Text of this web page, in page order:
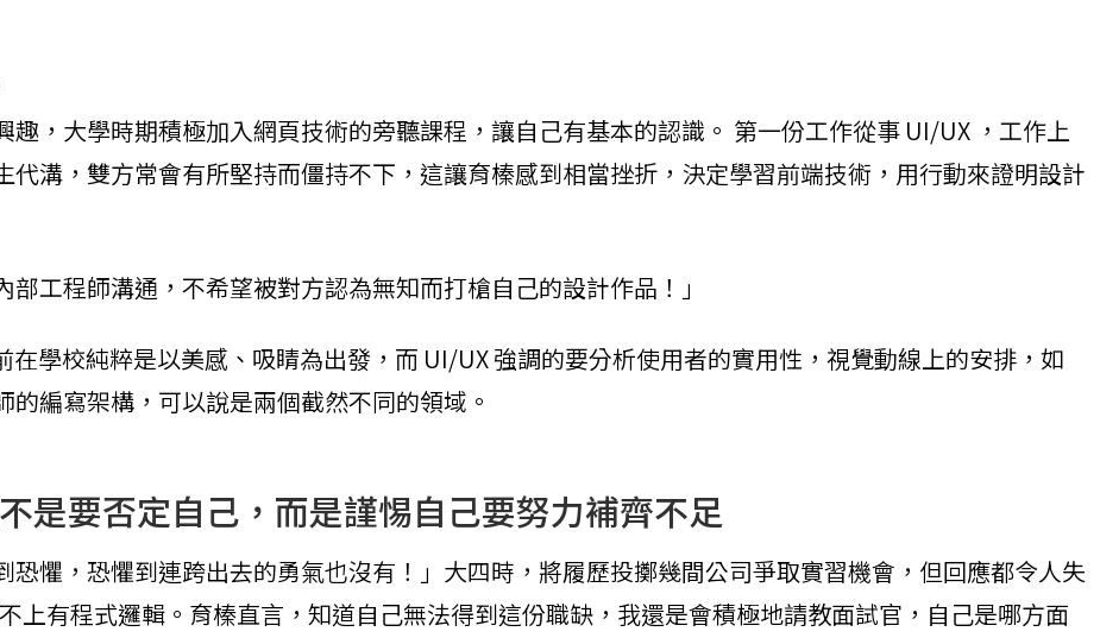
，大學時期積極加入網頁技術的旁聽課程，讓自己有基本的認識。 第一份工作從事 UI/UX ，工作上
溝，雙方常會有所堅持而僵持不下，這讓育榛感到相當挫折，決定學習前端技術，用行動來證明設計
工程師溝通，不希望被對方認為無知而打槍自己的設計作品！」
學校純粹是以美感、吸睛為出發，而 UI/UX 強調的要分析使用者的實用性，視覺動線上的安排，如
編寫架構，可以說是兩個截然不同的領域。
是要否定自己，而是謹惕自己要努力補齊不足
懼，恐懼到連跨出去的勇氣也沒有！」大四時，將履歷投擲幾間公司爭取實習機會，但回應都令人失
上有程式邏輯。育榛直言，知道自己無法得到這份職缺，我還是會積極地請教面試官，自己是哪方面